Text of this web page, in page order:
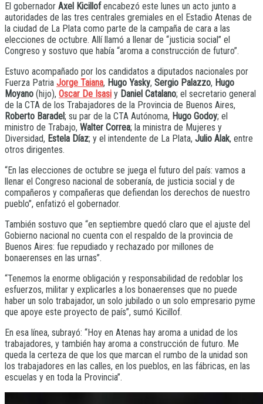
El gobernador Axel Kicillofencabezó este lunes un acto junto a
autoridades de las tres centrales gremiales en el Estadio Atenas de
la ciudad de La Plata como parte de la campaña de cara a las
elecciones de octubre. Allí llamó a llenar de “justicia social” el
Congreso y sostuvo que había “aroma a construcción de futuro”.
Estuvo acompañado por los candidatos a diputados nacionales por
Fuerza Patria Jorge Taiana, Hugo Yasky, Sergio Palazzo, Hugo
Moyano (hijo), Oscar De Isasi y Daniel Catalano; el secretario general
de la CTA de los Trabajadores de la Provincia de Buenos Aires,
Roberto Baradel; su par de la CTA Autónoma, Hugo Godoy; el
ministro de Trabajo, Walter Correa; la ministra de Mujeres y
Diversidad, Estela Díaz; y el intendente de La Plata, Julio Alak, entre
otros dirigentes.
“En las elecciones de octubre se juega el futuro del país: vamos a
llenar el Congreso nacional de soberanía, de justicia social y de
compañeros y compañeras que defiendan los derechos de nuestro
pueblo”, enfatizó el gobernador.
También sostuvo que “en septiembre quedó claro que el ajuste del
Gobierno nacional no cuenta con el respaldo de la provincia de
Buenos Aires: fue repudiado y rechazado por millones de
bonaerenses en las urnas”.
“Tenemos la enorme obligación y responsabilidad de redoblar los
esfuerzos, militar y explicarles a los bonaerenses que no puede
haber un solo trabajador, un solo jubilado o un solo empresario pyme
que apoye este proyecto de país”, sumó Kicillof.
En esa línea, subrayó: “Hoy en Atenas hay aroma a unidad de los
trabajadores, y también hay aroma a construcción de futuro. Me
queda la certeza de que los que marcan el rumbo de la unidad son
los trabajadores en las calles, en los pueblos, en las fábricas, en las
escuelas y en toda la Provincia”.